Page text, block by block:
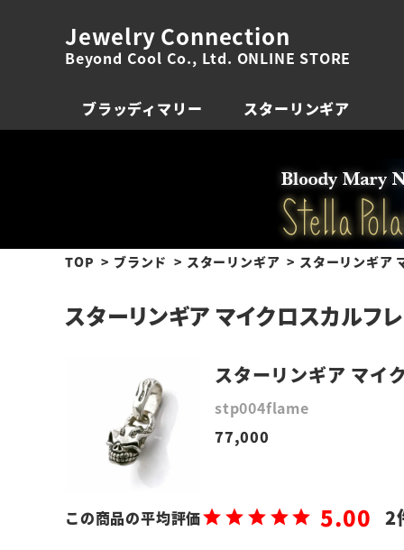
Jewelry Connection
Beyond Cool Co., Ltd. ONLINE STORE
ブラッディマリー スターリンギア
TOP ブランド スターリンギア スターリンギア
スターリンギア マイクロスカルフ
スターリンギア マイ
stp004flame
77,000
5.00 2